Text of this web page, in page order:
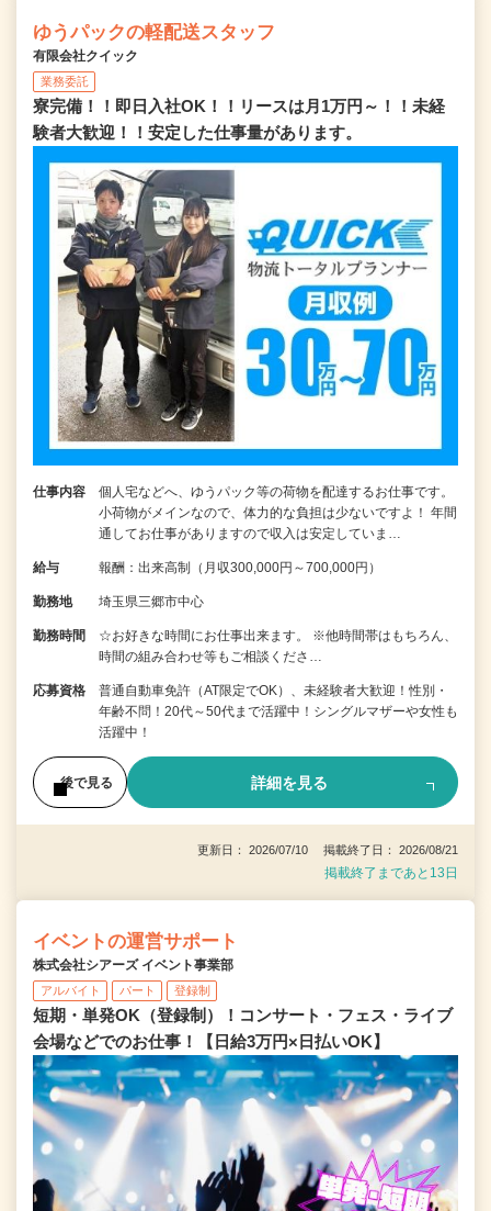
ゆうパックの軽配送スタッフ
有限会社クイック
業務委託
寮完備！！即日入社OK！！リースは月1万円～！！未経
験者大歓迎！！安定した仕事量があります。
仕事内容
個人宅などへ、ゆうパック等の荷物を配達するお仕事です。
小荷物がメインなので、体力的な負担は少ないですよ！ 年間
通してお仕事がありますので収入は安定していま…
給与 報酬：出来高制（月収300,000円～700,000円）
勤務地 埼玉県三郷市中心
勤務時間
☆お好きな時間にお仕事出来ます。 ※他時間帯はもちろん、
時間の組み合わせ等もご相談くださ…
応募資格
普通自動車免許（AT限定でOK）、未経験者大歓迎！性別・
年齢不問！20代～50代まで活躍中！シングルマザーや女性も
活躍中！
後で見る 詳細を見る
更新日： 2026/07/10 掲載終了日： 2026/08/21
掲載終了まであと13日
イベントの運営サポート
株式会社シアーズ イベント事業部
アルバイト パート 登録制
短期・単発OK（登録制）！コンサート・フェス・ライブ
会場などでのお仕事！【日給3万円×日払いOK】